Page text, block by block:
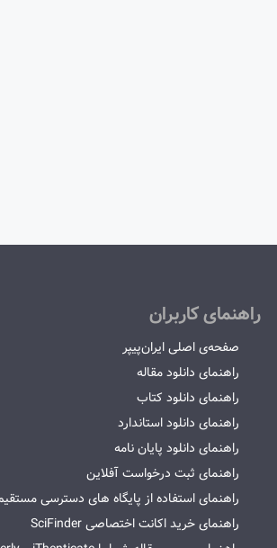
راهنمای کاربران
صفحه‌ی اصلی ایران‌پیپر
راهنمای دانلود مقاله
راهنمای دانلود کتاب
راهنمای دانلود استاندارد
راهنمای دانلود پایان نامه
راهنمای ثبت درخواست آفلاین
راهنمای استفاده از پایگاه های دسترسی
راهنمای خرید اکانت اختصاصی SciFinder